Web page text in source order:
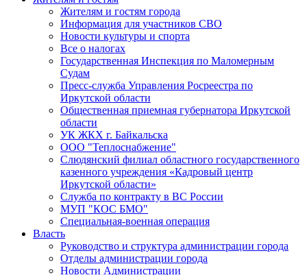
Жителям и гостям города
Информация для участников СВО
Новости культуры и спорта
Все о налогах
Государственная Инспекция по Маломерным
Судам
Пресс-служба Управления Росреестра по
Иркутской области
Общественная приемная губернатора Иркутской
области
УК ЖКХ г. Байкальска
ООО "Теплоснабжение"
Слюдянский филиал областного государственного
казенного учреждения «Кадровый центр
Иркутской области»
Служба по контракту в ВС России
МУП "КОС БМО"
Специальная-военная операция
Власть
Руководство и структура администрации города
Отделы администрации города
Новости Администрации